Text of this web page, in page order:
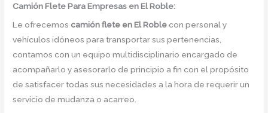
CamiónFlete Para Empresas en El Roble:
Le ofrecemos camión flete enEl Roble con personal y
vehículos idóneos para transportar sus pertenencias,
contamos con un equipo multidisciplinario encargado de
acompañarlo y asesorarlo de principio a fin con el propósito
de satisfacer todas sus necesidades a la hora de requerir un
servicio de mudanza o acarreo.